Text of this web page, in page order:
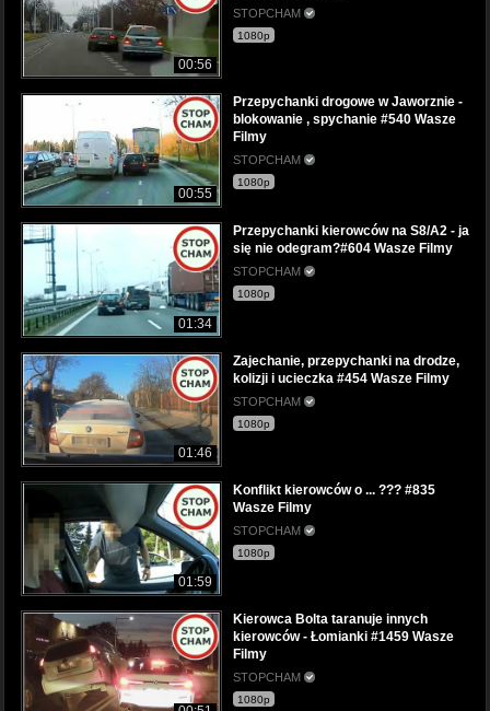
00:56
STOPCHAM
1080p
00:55
Przepychanki drogowe w Jaworznie -
blokowanie , spychanie #540 Wasze
Filmy
STOPCHAM
1080p
01:34
Przepychanki kierowców na S8/A2 - ja
się nie odegram?#604 Wasze Filmy
STOPCHAM
1080p
01:46
Zajechanie, przepychanki na drodze,
kolizji i ucieczka #454 Wasze Filmy
STOPCHAM
1080p
01:59
Konflikt kierowców o ... ??? #835
Wasze Filmy
STOPCHAM
1080p
Kierowca Bolta taranuje innych
kierowców - Łomianki #1459 Wasze
Filmy
STOPCHAM
1080p